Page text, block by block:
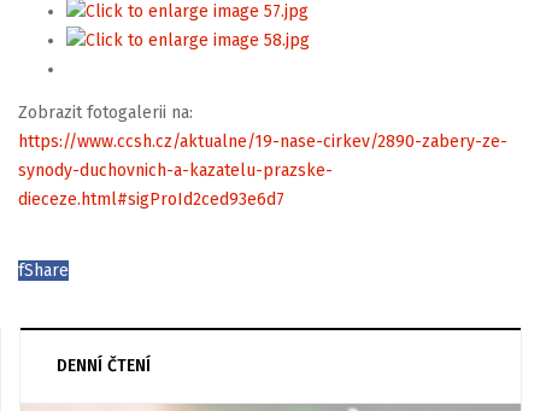
Zobrazit fotogalerii na:
https://www.ccsh.cz/aktualne/19-nase-cirkev/2890-zabery-ze-
synody-duchovnich-a-kazatelu-prazske-
dieceze.html#sigProId2ced93e6d7
fShare
DENNÍ ČTENÍ